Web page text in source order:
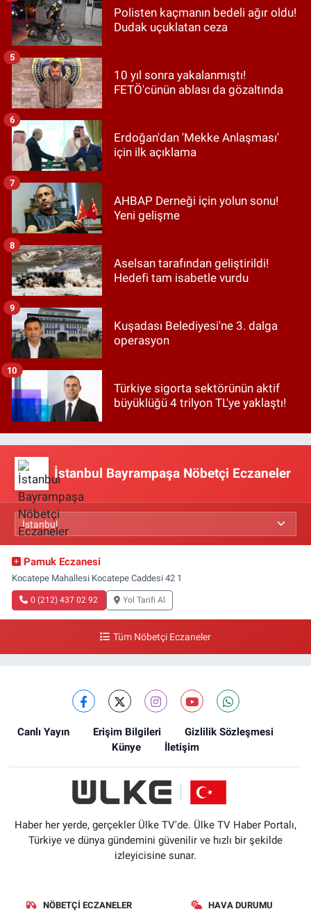
Polisten kaçmanın bedeli ağır oldu!
Dudak uçuklatan ceza
10 yıl sonra yakalanmıştı!
FETÖ'cünün ablası da gözaltında
5
Erdoğan'dan 'Mekke Anlaşması'
için ilk açıklama
6
AHBAP Derneği için yolun sonu!
Yeni gelişme
7
Aselsan tarafından geliştirildi!
Hedefi tam isabetle vurdu
8
Kuşadası Belediyesi'ne 3. dalga
operasyon
9
Türkiye sigorta sektörünün aktif
büyüklüğü 4 trilyon TL'ye yaklaştı!
10
İstanbul Bayrampaşa Nöbetçi Eczaneler
Pamuk Eczanesi
Kocatepe Mahallesi Kocatepe Caddesi 42 1
0 (212) 437 02 92 Yol Tarifi Al
Tüm Nöbetçi Eczaneler
Canlı Yayın Erişim Bilgileri
Gizlilik Sözleşmesi
Künye
İletişim
Haber her yerde, gerçekler Ülke TV'de. Ülke TV Haber Portalı,
Türkiye ve dünya gündemini güvenilir ve hızlı bir şekilde
izleyicisine sunar.
NÖBETÇI ECZANELER HAVA DURUMU